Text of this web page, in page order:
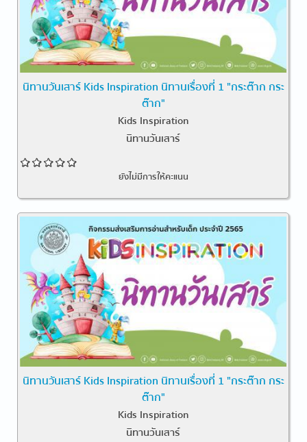
นิทานวันเสาร์ Kids Inspiration นิทานเรื่องที่ 1 "กระต๊าก กระ
ต๊าก"
Kids Inspiration
นิทานวันเสาร์
ยังไม่มีการให้คะแนน
นิทานวันเสาร์ Kids Inspiration นิทานเรื่องที่ 1 "กระต๊าก กระ
ต๊าก"
Kids Inspiration
นิทานวันเสาร์